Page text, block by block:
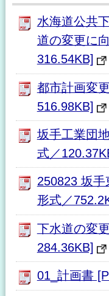
水海道公共
道の変更に
316.54KB]
都市計画変
516.98KB]
坂手工業団
式／
250823 坂
形式／
下水道の変
284.36KB]
01_計画書